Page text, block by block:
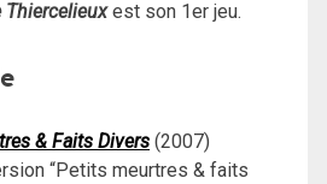
Thiercelieuxest son 1er jeu.
& Faits Divers (2007)
“Petits meurtres & faits